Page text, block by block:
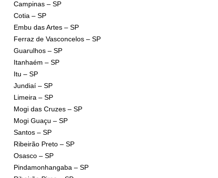
Campinas – SP
Cotia – SP
Embu das Artes – SP
Ferraz de Vasconcelos – SP
Guarulhos – SP
Itanhaém – SP
Itu – SP
Jundiaí – SP
Limeira – SP
Mogi das Cruzes – SP
Mogi Guaçu – SP
Santos – SP
Ribeirão Preto – SP
Osasco – SP
Pindamonhangaba – SP